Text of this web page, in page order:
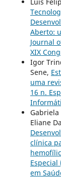
Aberto:
Journal
XIX
Igor
Sene,
uma
16 n.
Eliane
clínica
em